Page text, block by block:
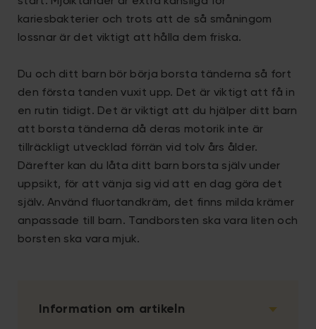
kariesbakterier och trots att de så småningom
lossnar är det viktigt att hålla dem friska.
Du och ditt barn bör börja borsta tänderna så fort
den första tanden vuxit upp. Det är viktigt att få in
en rutin tidigt. Det är viktigt att du hjälper ditt barn
att borsta tänderna då deras motorik inte är
tillräckligt utvecklad förrän vid tolv års ålder.
Därefter kan du låta ditt barn borsta själv under
uppsikt, för att vänja sig vid att en dag göra det
själv. Använd fluortandkräm, det finns milda krämer
anpassade till barn. Tandborsten ska vara liten och
borsten ska vara mjuk.
Information om artikeln